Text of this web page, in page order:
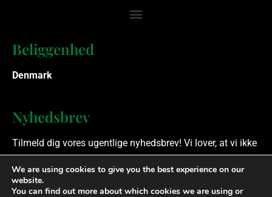
Beliggenhed
Denmark
Nyhedsbrev
Tilmeld dig vores ugentlige nyhedsbrev! Vi lover, at vi ikke
spammer.
Ophavsret © 2023 Finansielle Rådgivere. Alle rettigheder
We are using cookies to give you the best experience on our
website.
You can find out more about which cookies we are using or